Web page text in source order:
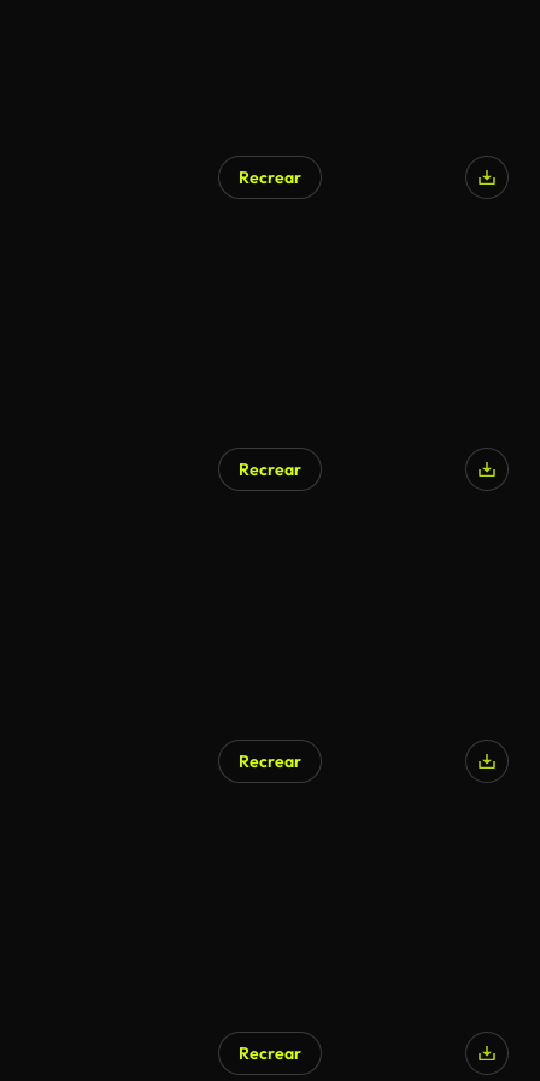
Recrear
Recrear
Recrear
Recrear